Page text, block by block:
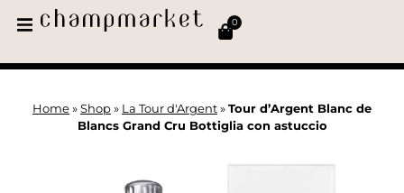
0
Home » Shop » La Tour d'Argent » Tour d’Argent Blanc de
Blancs Grand Cru Bottiglia con astuccio